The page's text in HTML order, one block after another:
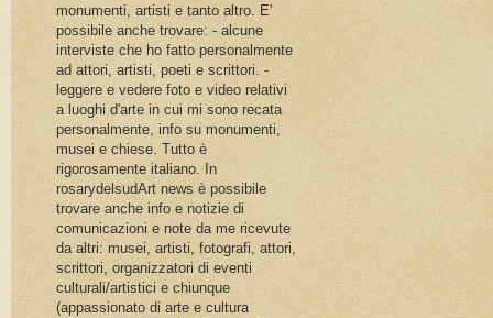
monumenti, artisti e tanto altro. E'
possibile anche trovare: - alcune
interviste che ho fatto personalmente
ad attori, artisti, poeti e scrittori. -
leggere e vedere foto e video relativi
a luoghi d'arte in cui mi sono recata
personalmente, info su monumenti,
musei e chiese. Tutto è
rigorosamente italiano. In
rosarydelsudArt news è possibile
trovare anche info e notizie di
comunicazioni e note da me ricevute
da altri: musei, artisti, fotografi, attori,
scrittori, organizzatori di eventi
culturali/artistici e chiunque
(appassionato di arte e cultura